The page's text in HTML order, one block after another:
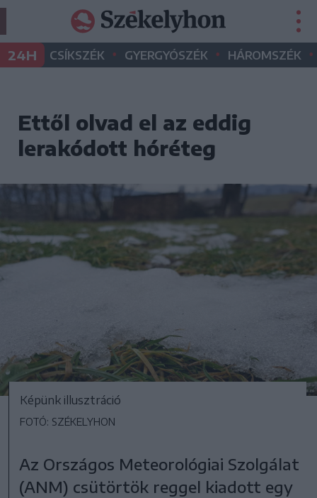
24H CSÍKSZÉK • GYERGYÓSZÉK • HÁROMSZÉK •
Ettől olvad el az eddig
lerakódott hóréteg
Képünk illusztráció
FOTÓ: SZÉKELYHON
Az Országos Meteorológiai Szolgálat
(ANM) csütörtök reggel kiadott egy